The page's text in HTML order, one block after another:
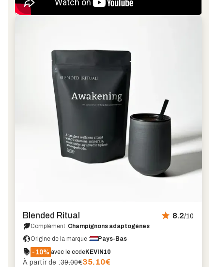
Blended Ritual 8.2/10
Complément :Champignons adaptogènes
Origine de la marque :
Pays-Bas
-10% avec le codeKEVIN10
À partir de :39.00€35.10€